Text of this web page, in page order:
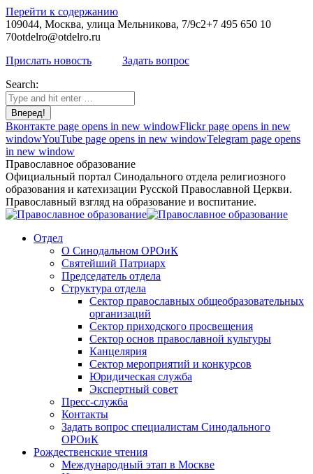
Перейти к содержанию
109044, Москва, улица Мельникова, 7/9с2+7 495 650 10
70otdelro@otdelro.ru
Прислать новость
Задать вопрос
Search:
Вконтакте page opens in new windowFlickr page opens in new
windowYouTube page opens in new windowTelegram page opens
in new window
Православное образование
Официальный портал Синодального отдела религиозного
образования и катехизации Русской Православной Церкви.
Православный взгляд на образование и воспитание.
Отдел
О Синодальном ОРОиК
Святейший Патриарх
Председатель отдела
Структура отдела
Сектор православных общеобразовательных
организаций
Сектор приходского просвещения
Сектор основ православной культуры
Канцелярия
Сектор мероприятий и конкурсов
Юридическая служба
Экспертный совет
Пресс-служба
Контакты
Задать вопрос специалистам Синодального
ОРОиК
Рождественские чтения
Международный этап в Москве